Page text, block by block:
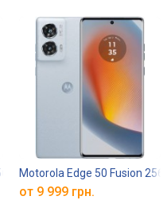
Motorola Edge 50 Fusion
от 9 999 грн.